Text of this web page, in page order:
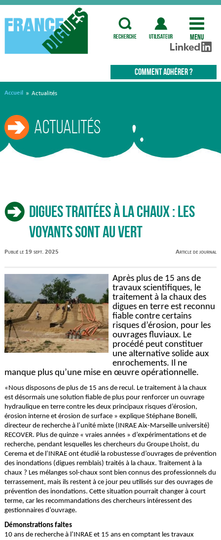
recherche utilisateur Menu
COMMENT ADHÉRER ?
Accueil » Actualités
Actualités
Digues traitées à la chaux : les
voyants sont au vert
Publié le 19 sept. 2025 Article de journal
Après plus de 15 ans de
travaux scientifiques, le
traitement à la chaux des
digues en terre est reconnu
fiable contre certains
risques d’érosion, pour les
ouvrages fluviaux. Le
procédé peut constituer
une alternative solide aux
enrochements. Il ne
manque plus qu’une mise en œuvre opérationnelle.
«Nous disposons de plus de 15 ans de recul. Le traitement à la chaux
est désormais une solution fiable de plus pour renforcer un ouvrage
hydraulique en terre contre les deux principaux risques d’érosion,
érosion interne et érosion de surface » explique Stéphane Bonelli,
directeur de recherche à l’unité mixte (INRAE Aix-Marseille université)
RECOVER. Plus de quinze « vraies années » d’expérimentations et de
recherche, pendant lesquelles les chercheurs du Groupe Lhoist, du
Cerema et de l’INRAE ont étudié la robustesse d’ouvrages de prévention
des inondations (digues remblais) traités à la chaux. Traitement à la
chaux ? Les mélanges sol-chaux sont bien connus des professionnels du
terrassement, mais ils restent à ce jour peu utilisés sur des ouvrages de
prévention des inondations. Cette situation pourrait changer à court
terme, car les recommandations des chercheurs intéressent des
gestionnaires d’ouvrage.
Démonstrations faites
10 ans de recherche à l’INRAE et 15 ans en comptant les travaux